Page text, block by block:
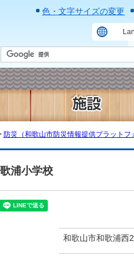
色・文字サイズの変更
防災（和歌山市防災情報提供プラットフ
浦小学校
和歌山市和歌浦西